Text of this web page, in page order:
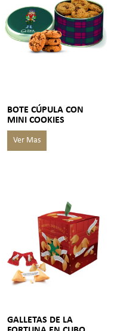
BOTE CÚPULA CON
MINI COOKIES
GALLETAS DE LA